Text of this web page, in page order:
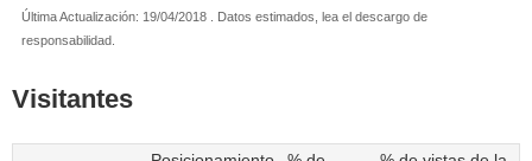
Última Actualización: 19/04/2018 . Datos estimados, lea el descargo de
responsabilidad.
Visitantes